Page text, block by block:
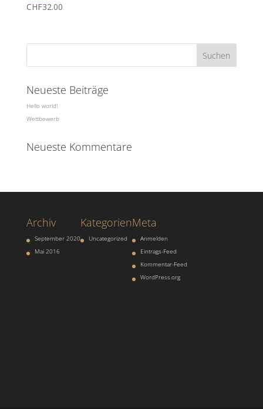
mit
CHF32.00
Neueste Beiträge
Hello world!
Wettbewerb
Neueste Kommentare
Archiv
September 2020
Mai 2016
Kategorien
Uncategorized
Meta
Anmelden
Eintrags-Feed
Kommentar-Feed
WordPress.org